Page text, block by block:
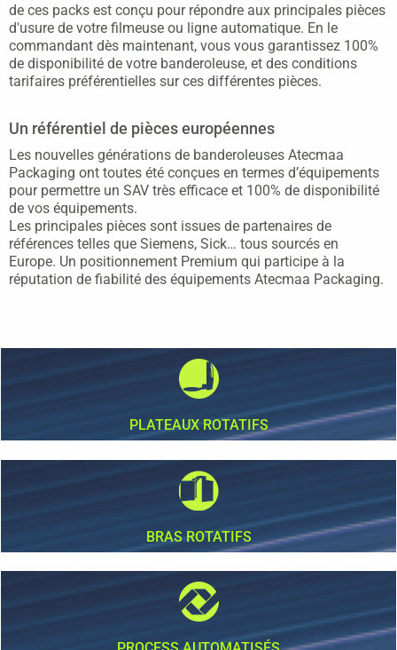
de ces packs est conçu pour répondre aux principales pièces
d'usure de votre filmeuse ou ligne automatique. En le
commandant dès maintenant, vous vous garantissez 100%
de disponibilité de votre banderoleuse, et des conditions
tarifaires préférentielles sur ces différentes pièces.
Un référentiel de pièces européennes
Les nouvelles générations de banderoleuses Atecmaa
Packaging ont toutes été conçues en termes d’équipements
pour permettre un SAV très efficace et 100% de disponibilité
de vos équipements.
Les principales pièces sont issues de partenaires de
références telles que Siemens, Sick… tous sourcés en
Europe. Un positionnement Premium qui participe à la
réputation de fiabilité des équipements Atecmaa Packaging.
PLATEAUX ROTATIFS
BRAS ROTATIFS